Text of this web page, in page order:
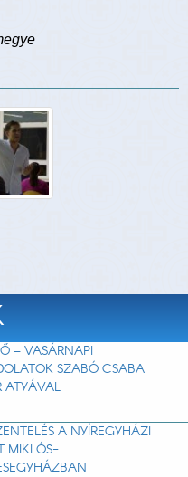
– VASÁRNAPI
SZABÓ CSABA
ATYÁVAL
A NYÍREGYHÁZI
MIKLÓS-